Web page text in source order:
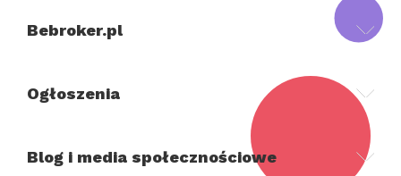
Bebroker.pl
Ogłoszenia
Blog i media społecznościowe